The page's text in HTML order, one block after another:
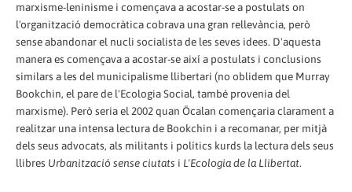
marxisme-leninisme i començava a acostar-se a postulats on
l'organització democràtica cobrava una gran rellevància, però
sense abandonar el nucli socialista de les seves idees. D'aquesta
manera es començava a acostar-se així a postulats i conclusions
similars a les del municipalisme llibertari (no oblidem que Murray
Bookchin, el pare de l'Ecologia Social, també provenia del
marxisme). Però seria el 2002 quan Öcalan començaria clarament a
realitzar una intensa lectura de Bookchin i a recomanar, per mitjà
dels seus advocats, als militants i polítics kurds la lectura dels seus
llibres Urbanització sense ciutats i L'Ecologia de la Llibertat.